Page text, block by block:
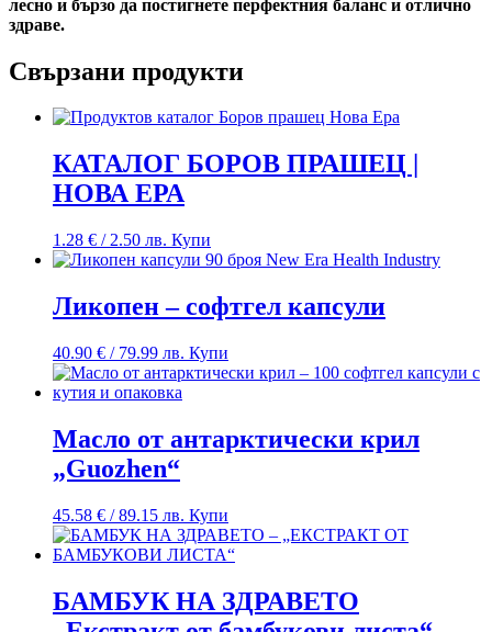
лесно и бързо да постигнете перфектния баланс и отлично
здраве.
Свързани продукти
КАТАЛОГ БОРОВ ПРАШЕЦ |
НОВА ЕРА
1.28 € / 2.50 лв. Купи
Ликопен – софтгел капсули
40.90 € / 79.99 лв. Купи
Масло от антарктически крил
„Guozhen“
45.58 € / 89.15 лв. Купи
БАМБУК НА ЗДРАВЕТО